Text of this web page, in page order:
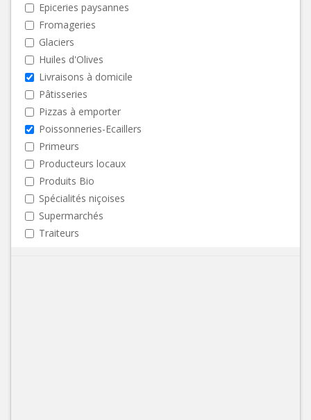
Epiceries paysannes
Fromageries
Glaciers
Huiles d'Olives
Livraisons à domicile
Pâtisseries
Pizzas à emporter
Poissonneries-Ecaillers
Primeurs
Producteurs locaux
Produits Bio
Spécialités niçoises
Supermarchés
Traiteurs